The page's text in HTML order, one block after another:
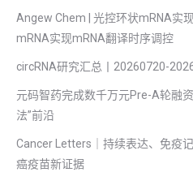
Angew Chem | 光控环状mRNA实
mRNA实现mRNA翻译时序调控
circRNA研究汇总丨20260720-
元码智药完成数千万元Pre-A轮融
法”前沿
Cancer Letters｜持续表达、免疫
癌疫苗新证据